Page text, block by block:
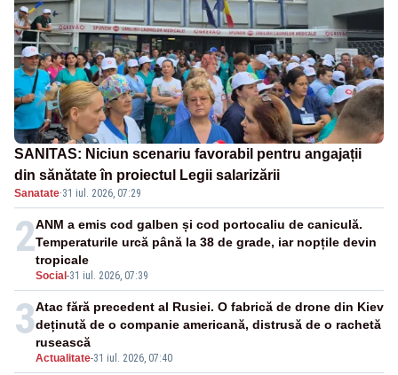
SANITAS: Niciun scenariu favorabil pentru angajații
din sănătate în proiectul Legii salarizării
Sanatate·31 iul. 2026, 07:29
2
Social -31 iul. 2026, 07:39
ANM a emis cod galben și cod portocaliu de caniculă.
Temperaturile urcă până la 38 de grade, iar nopțile devin
tropicale
3
Actualitate-31 iul. 2026, 07:40
Atac fără precedent al Rusiei. O fabrică de drone din Kiev
deținută de o companie americană, distrusă de o rachetă
rusească